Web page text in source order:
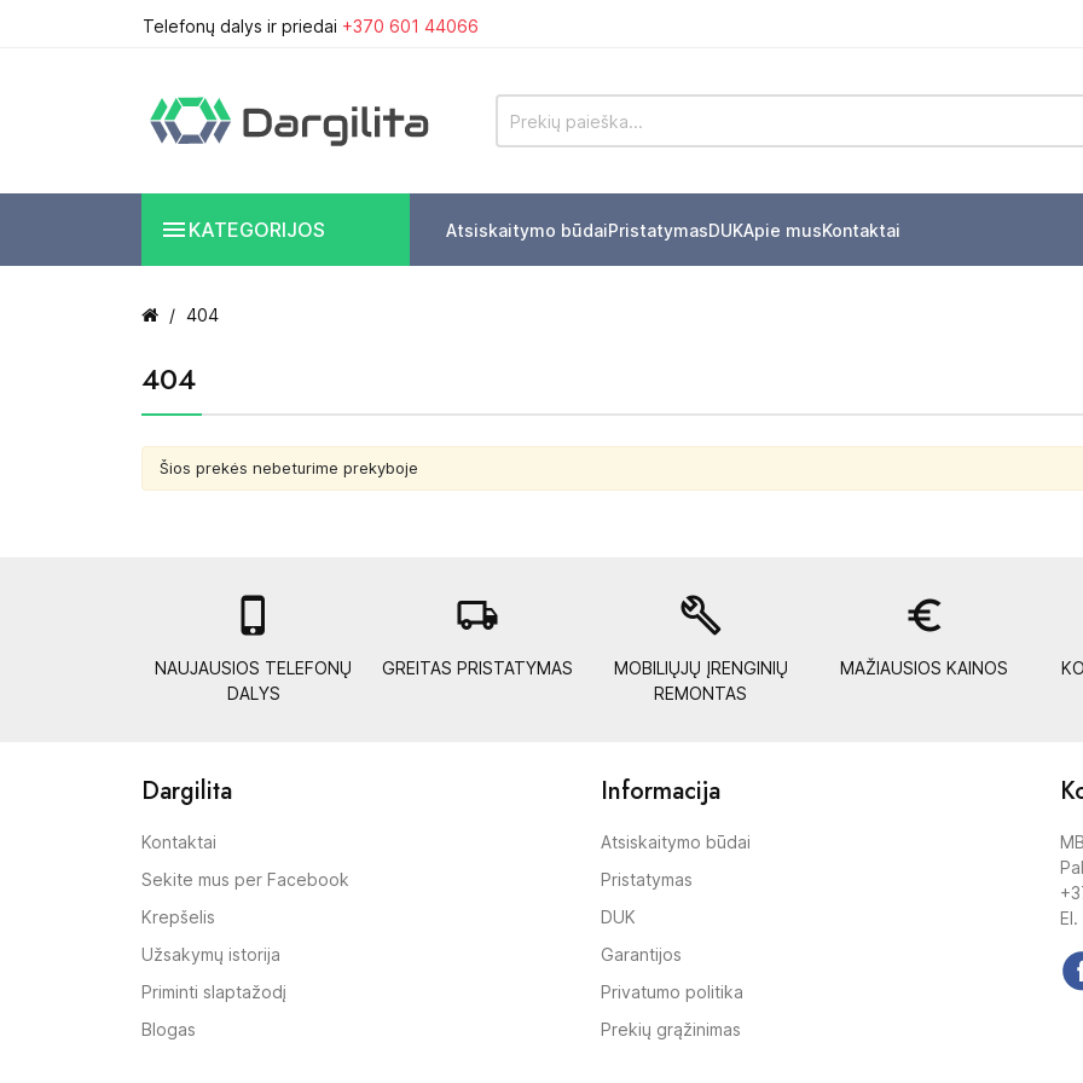
Telefonų dalys ir priedai +370 601 44066
 KATEGORIJOS Atsiskaitymo būdaiPristatymasDUKApie musKontaktai
404
404
Šios prekės nebeturime prekyboje

NAUJAUSIOS TELEFONŲ
DALYS
local_shipping
GREITAS PRISTATYMAS
build
MOBILIŲJŲ ĮRENGINIŲ
REMONTAS
euro_symbol
MAŽIAUSIOS KAINOS
Dargilita
Kontaktai
Sekite mus per Facebook
Krepšelis
Užsakymų istorija
Priminti slaptažodį
Blogas
Informacija
Atsiskaitymo būdai
Pristatymas
DUK
Garantijos
Privatumo politika
Prekių grąžinimas